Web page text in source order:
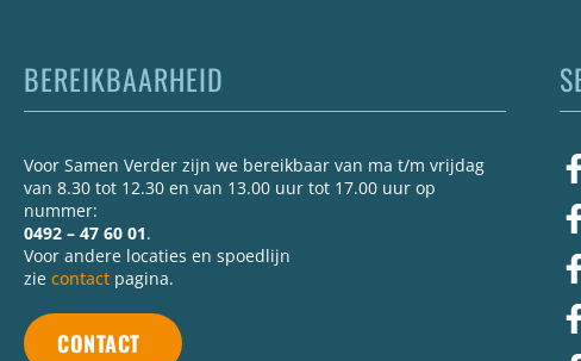
BEREIKBAARHEID
Voor Samen Verder zijn we bereikbaar van ma t/m vrijdag
van 8.30 tot 12.30 en van 13.00 uur tot 17.00 uur op
nummer:
0492 – 47 60 01.
Voor andere locaties en spoedlijn
zie contact pagina.
CONTACT